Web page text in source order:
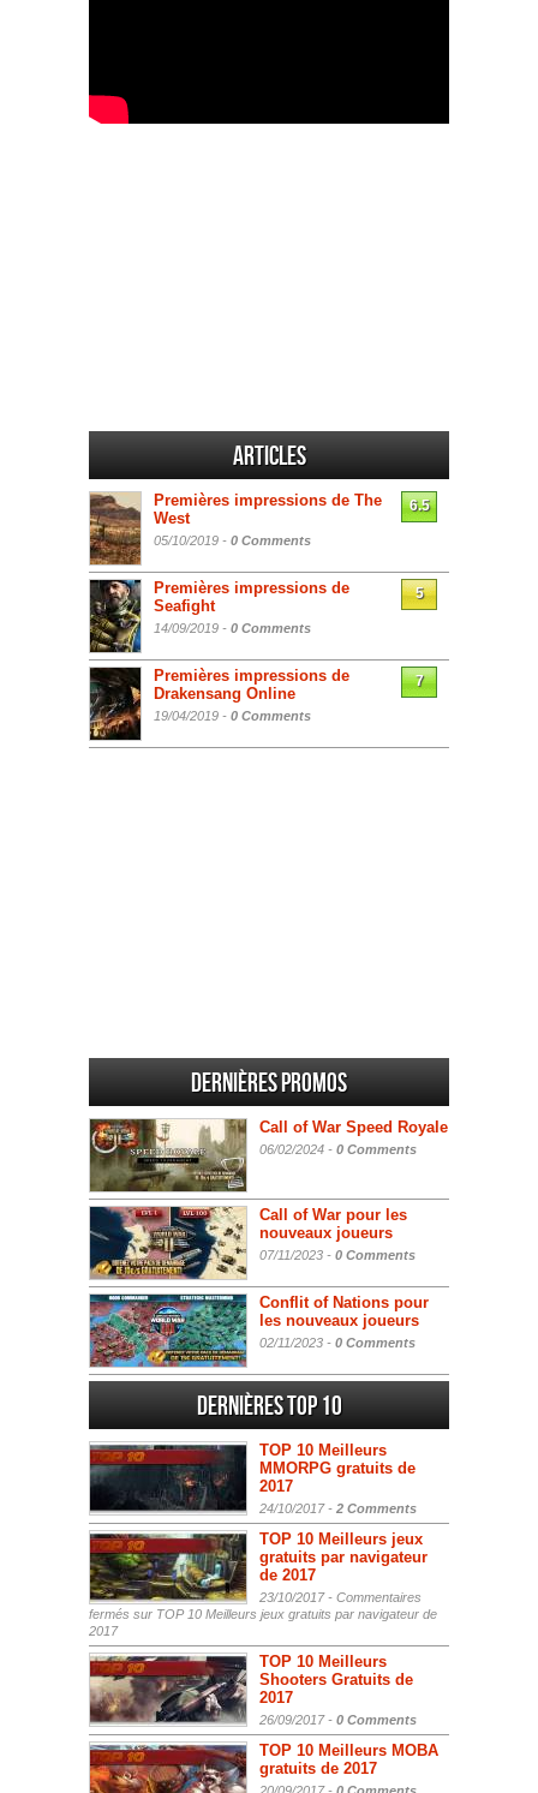
Articles
Premières impressions de The
West
05/10/2019 - 0 Comments
6.5
Premières impressions de
Seafight
14/09/2019 - 0 Comments
5
Premières impressions de
Drakensang Online
19/04/2019 - 0 Comments
7
Dernières promos
Call of War Speed Royale
06/02/2024 - 0 Comments
Call of War pour les
nouveaux joueurs
07/11/2023 - 0 Comments
Conflit of Nations pour
les nouveaux joueurs
02/11/2023 - 0 Comments
Dernières Top 10
TOP 10 Meilleurs
MMORPG gratuits de
2017
24/10/2017 - 2 Comments
TOP 10 Meilleurs jeux
gratuits par navigateur
de 2017
23/10/2017 - Commentaires
fermés sur TOP 10 Meilleurs jeux gratuits par navigateur de
2017
TOP 10 Meilleurs
Shooters Gratuits de
2017
26/09/2017 - 0 Comments
TOP 10 Meilleurs MOBA
gratuits de 2017